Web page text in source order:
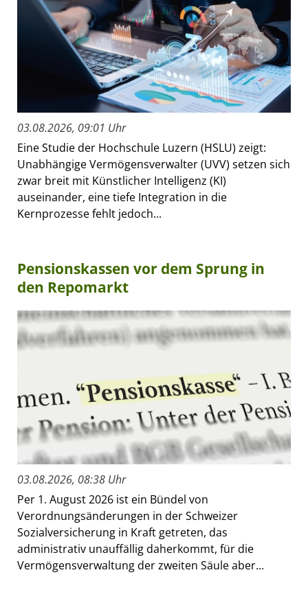
03.08.2026, 09:01 Uhr
Eine Studie der Hochschule Luzern (HSLU) zeigt:
Unabhängige Vermögensverwalter (UVV) setzen sich
zwar breit mit Künstlicher Intelligenz (KI)
auseinander, eine tiefe Integration in die
Kernprozesse fehlt jedoch...
Pensionskassen vor dem Sprung in
den Repomarkt
03.08.2026, 08:38 Uhr
Per 1. August 2026 ist ein Bündel von
Verordnungsänderungen in der Schweizer
Sozialversicherung in Kraft getreten, das
administrativ unauffällig daherkommt, für die
Vermögensverwaltung der zweiten Säule aber...